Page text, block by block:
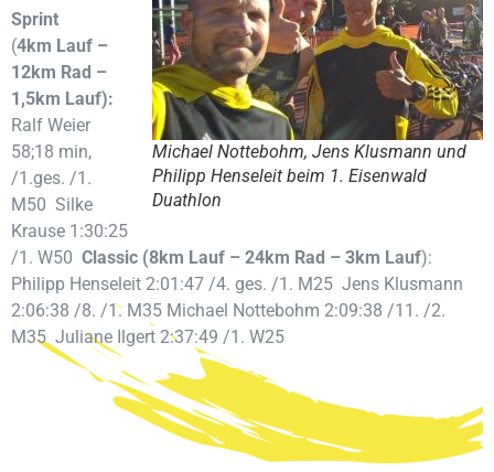
Michael Nottebohm, Jens Klusmann und
Philipp Henseleit beim 1. Eisenwald
Duathlon
Sprint
(4km Lauf –
12km Rad –
1,5km Lauf):
Ralf Weier
58;18 min,
/1.ges. /1.
M50 Silke
Krause 1:30:25
/1. W50 Classic (8km Lauf – 24km Rad – 3km Lauf):
Philipp Henseleit 2:01:47 /4. ges. /1. M25 Jens Klusmann
2:06:38 /8. /1. M35 Michael Nottebohm 2:09:38 /11. /2.
M35 Juliane Ilgert 2:37:49 /1. W25